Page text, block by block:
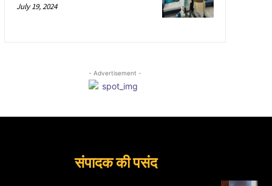
July 19, 2024
- Advertisement -
संपादक की पसंद